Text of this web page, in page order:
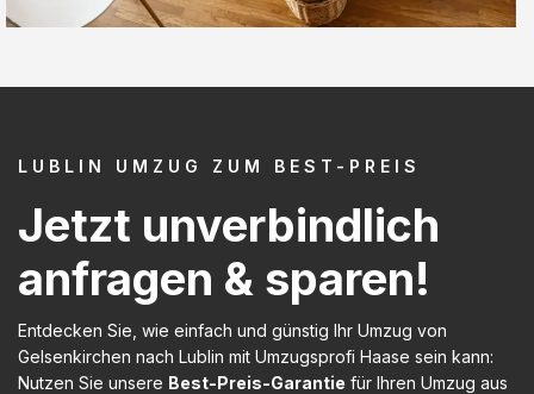
LUBLIN UMZUG ZUM BEST-PREIS
Jetzt unverbindlich
anfragen & sparen!
Entdecken Sie, wie einfach und günstig Ihr Umzug von
Gelsenkirchen nach Lublin mit Umzugsprofi Haase sein kann:
Nutzen Sie unsere Best-Preis-Garantie für Ihren Umzug aus